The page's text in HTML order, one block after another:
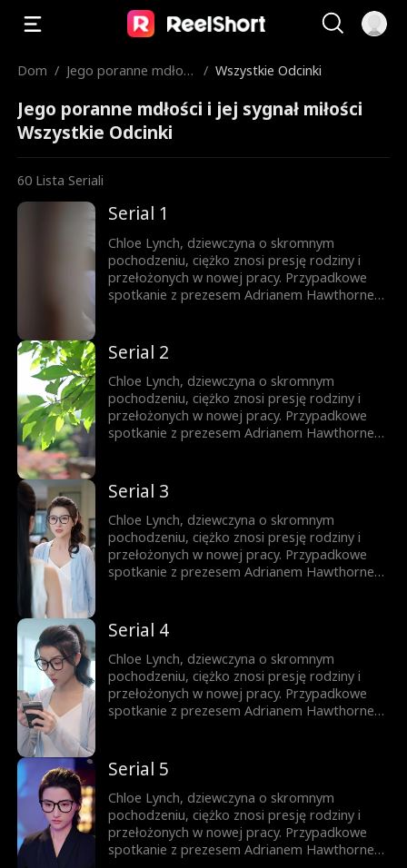
Dom / Jego poranne mdłośc
/ Wszystkie Odcinki
Jego poranne mdłości i jej sygnał miłości
Wszystkie Odcinki
60 Lista Seriali
Serial 1
Chloe Lynch, dziewczyna o skromnym
pochodzeniu, ciężko znosi presję rodziny i
przełożonych w nowej pracy. Przypadkowe
spotkanie z prezesem Adrianem Hawthornem
trojaczków Chloe znajduje w Adrianie
sojusznika, który wspiera ją w pokonywaniu
zawodowych i życiowych przeszkód na drodze
do szczęścia.
Serial 2
Chloe Lynch, dziewczyna o skromnym
pochodzeniu, ciężko znosi presję rodziny i
przełożonych w nowej pracy. Przypadkowe
spotkanie z prezesem Adrianem Hawthornem
trojaczków Chloe znajduje w Adrianie
sojusznika, który wspiera ją w pokonywaniu
zawodowych i życiowych przeszkód na drodze
do szczęścia.
Serial 3
Chloe Lynch, dziewczyna o skromnym
pochodzeniu, ciężko znosi presję rodziny i
przełożonych w nowej pracy. Przypadkowe
spotkanie z prezesem Adrianem Hawthornem
trojaczków Chloe znajduje w Adrianie
sojusznika, który wspiera ją w pokonywaniu
zawodowych i życiowych przeszkód na drodze
do szczęścia.
Serial 4
Chloe Lynch, dziewczyna o skromnym
pochodzeniu, ciężko znosi presję rodziny i
przełożonych w nowej pracy. Przypadkowe
spotkanie z prezesem Adrianem Hawthornem
trojaczków Chloe znajduje w Adrianie
sojusznika, który wspiera ją w pokonywaniu
zawodowych i życiowych przeszkód na drodze
do szczęścia.
Serial 5
Chloe Lynch, dziewczyna o skromnym
pochodzeniu, ciężko znosi presję rodziny i
przełożonych w nowej pracy. Przypadkowe
spotkanie z prezesem Adrianem Hawthornem